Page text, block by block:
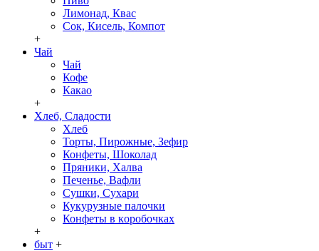
Лимонад, Квас
Сок, Кисель, Компот
+
Чай
Чай
Кофе
Какао
+
Хлеб, Сладости
Хлеб
Торты, Пирожные, Зефир
Конфеты, Шоколад
Пряники, Халва
Печенье, Вафли
Сушки, Сухари
Кукурузные палочки
Конфеты в кoробочках
+
быт +